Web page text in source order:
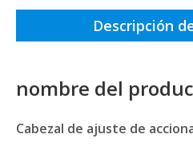
Descripción
nombre del
Cabezal de ajuste de